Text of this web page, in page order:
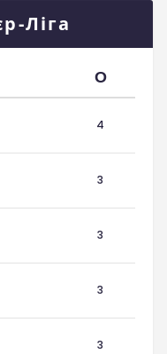
Ліга
О
4
3
3
3
3